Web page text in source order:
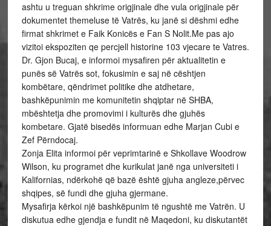
ashtu u treguan shkrime origjinale dhe vula origjinale për
dokumentet themeluse të Vatrës, ku janë si dëshmi edhe
firmat shkrimet e Faik Konicës e Fan S Nolit.Me pas ajo
vizitoi ekspoziten qe percjell historine 103 vjecare te Vatres.
Dr. Gjon Bucaj, e informoi mysafiren për aktualitetin e
punës së Vatrës sot, fokusimin e saj në cështjen
kombëtare, qëndrimet politike dhe atdhetare,
bashkëpunimin me komunitetin shqiptar në SHBA,
mbështetja dhe promovimi i kulturës dhe gjuhës
kombetare. Gjatë bisedës informuan edhe Marjan Cubi e
Zef Përndocaj.
Zonja Elita informoi për veprimtarinë e Shkollave Woodrow
Wilson, ku programet dhe kurikulat janë nga universiteti i
Kalifornias, ndërkohë që bazë është gjuha angleze,përvec
shqipes, së fundi dhe gjuha gjermane.
Mysafirja kërkoi një bashkëpunim të ngushtë me Vatrën. U
diskutua edhe gjendja e fundit në Maqedoni, ku diskutantët